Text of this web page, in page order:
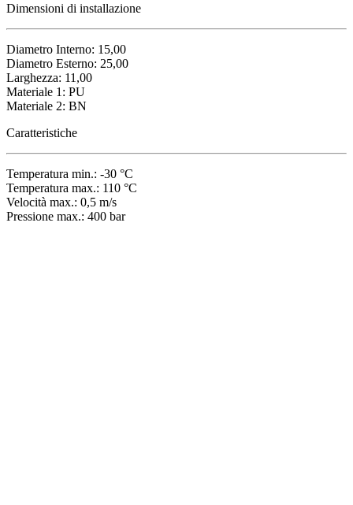
Dimensioni di installazione
Diametro Interno: 15,00
Diametro Esterno: 25,00
Larghezza: 11,00
Materiale 1: PU
Materiale 2: BN
Caratteristiche
Temperatura min.: -30 °C
Temperatura max.: 110 °C
Velocità max.: 0,5 m/s
Pressione max.: 400 bar